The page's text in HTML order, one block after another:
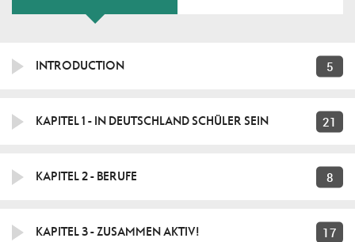
INTRODUCTION 5
KAPITEL 1 - IN DEUTSCHLAND SCHÜLER SEIN 21
KAPITEL 2 - BERUFE 8
KAPITEL 3 - ZUSAMMEN AKTIV! 17